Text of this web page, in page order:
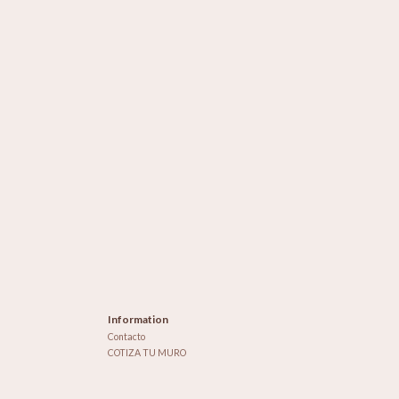
Information
Contacto
COTIZA TU MURO